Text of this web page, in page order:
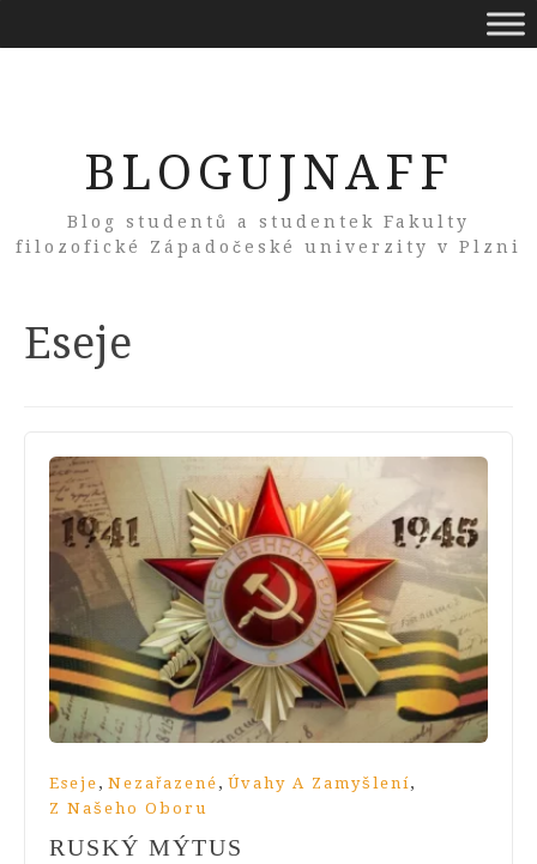
BLOGUJNAFF
Blog studentů a studentek Fakulty
filozofické Západočeské univerzity v Plzni
Category:
Eseje
Eseje , Nezařazené , Úvahy A Zamyšlení,
Z Našeho Oboru
RUSKÝ MÝTUS